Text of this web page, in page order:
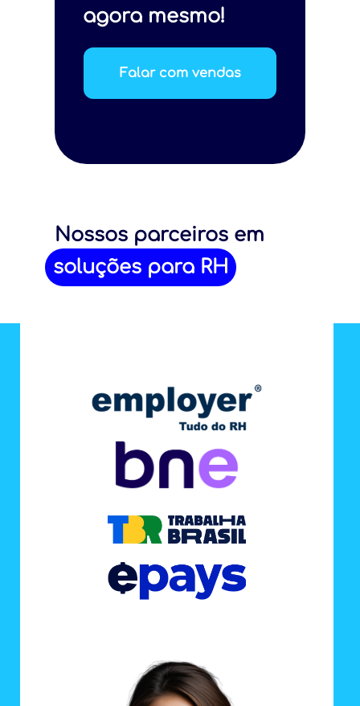
agora mesmo!
Falar com vendas
Nossos parceiros em
soluções para RH